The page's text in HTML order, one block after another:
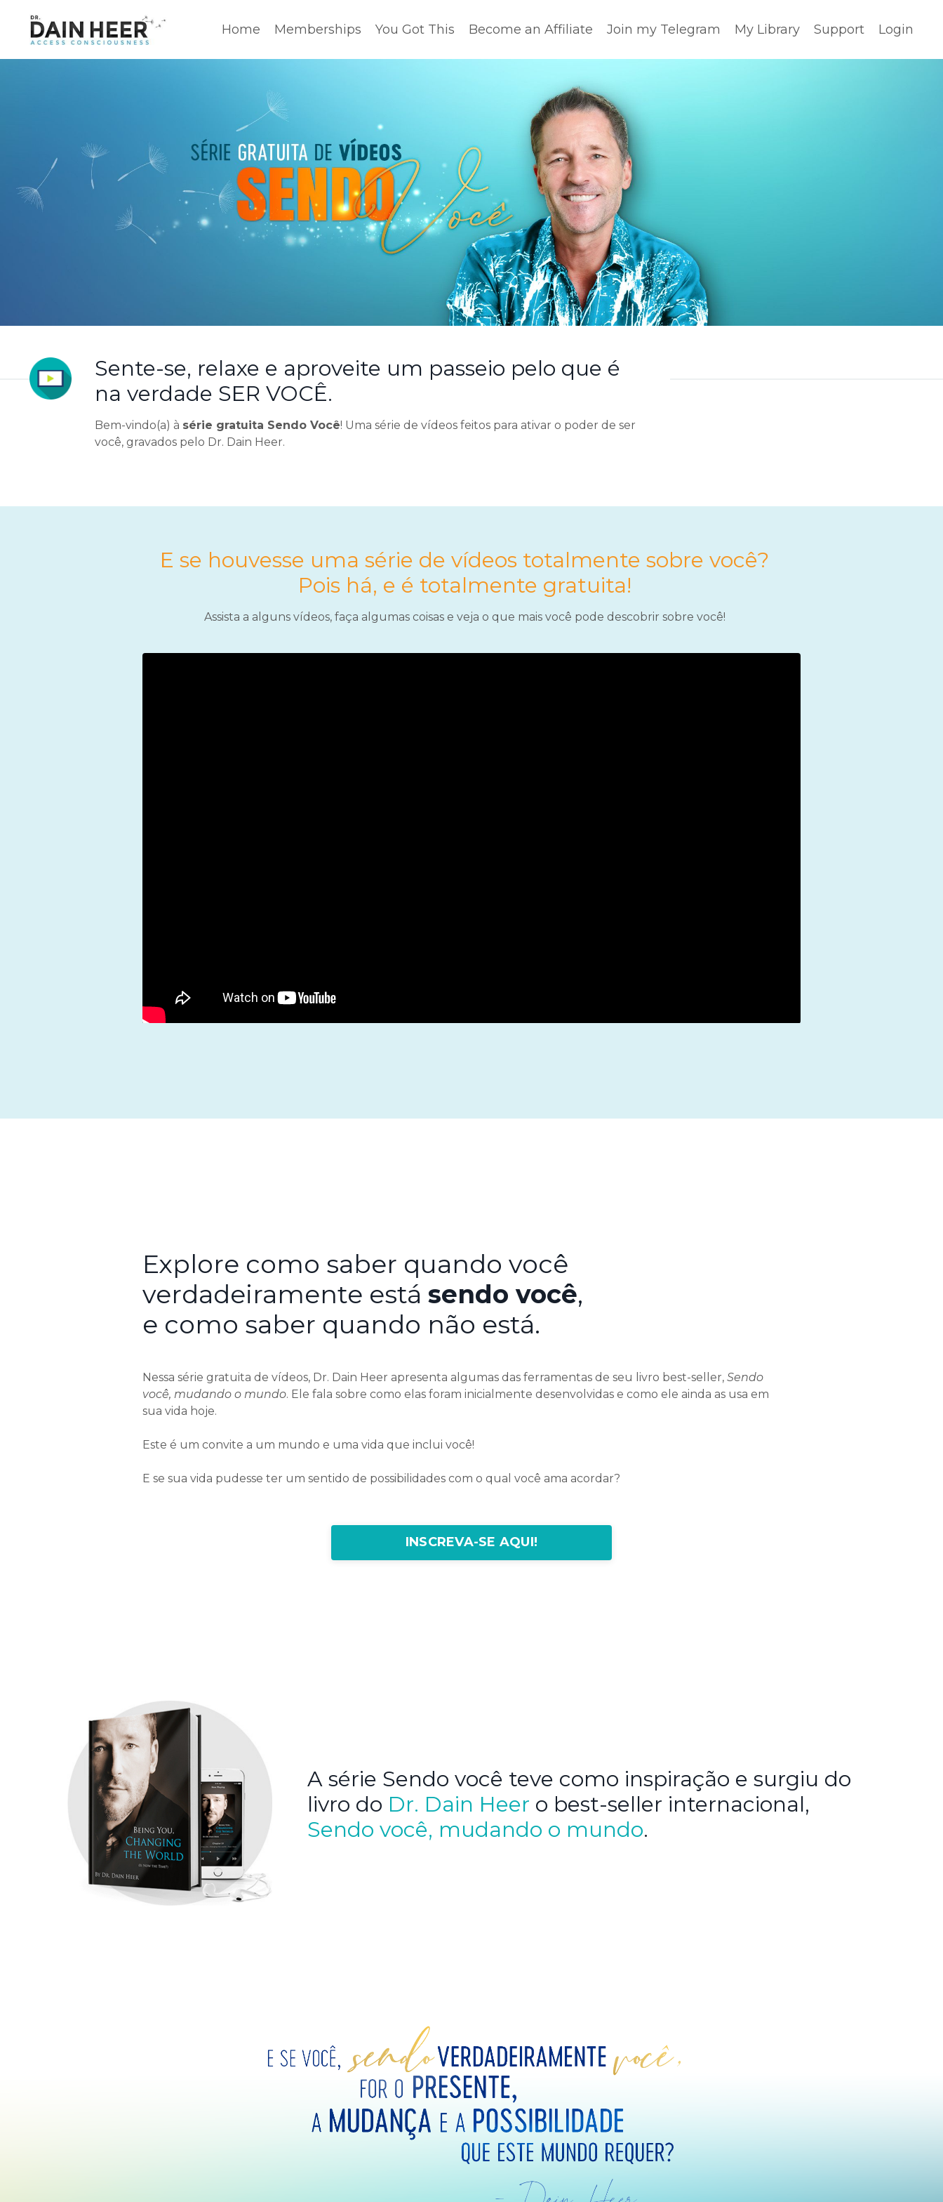
Home Memberships You Got This Become an Affiliate Join my Telegram My Library Support Login
Sente-se, relaxe e aproveite um passeio pelo que é
na verdade SER VOCÊ.
Bem-vindo(a) à série gratuita Sendo Você! Uma série de vídeos feitos para ativar o poder de ser
você, gravados pelo Dr. Dain Heer.
E se houvesse uma série de vídeos totalmente sobre você?
Pois há, e é totalmente gratuita!
Assista a alguns vídeos, faça algumas coisas e veja o que mais você pode descobrir sobre você!
Explore como saber quando você
verdadeiramente estásendo você,
e como saber quando não está.
Nessa série gratuita de vídeos, Dr. Dain Heer apresenta algumas das ferramentas de seu livro best-seller,Sendo
você, mudando o mundo. Ele fala sobre como elas foram inicialmente desenvolvidas e como ele ainda as usa em
sua vida hoje.
Este é um convite a um mundo e uma vida que inclui você!
E se sua vida pudesse ter um sentido de possibilidades com o qual você ama acordar?
INSCREVA-SE AQUI!
A série Sendo você teve como inspiração e surgiu do
livro do Dr. Dain Heer o best-seller internacional,
Sendo você, mudando o mundo.